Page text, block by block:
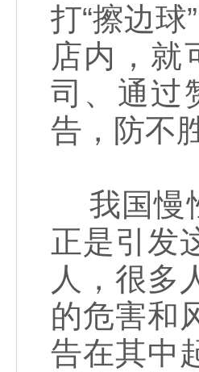
打“擦边
店内，就
司、通过
告，防不
我国慢
正是引发
人，很多
的危害和
告在其中